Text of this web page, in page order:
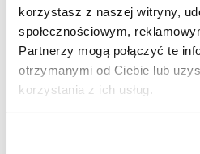
korzystasz z naszej witryny,
społecznościowym,
Partnerzy mogą połączyć te
otrzymanymi od Ciebie lub
korzystania z ich usług.